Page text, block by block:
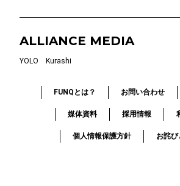
ALLIANCE MEDIA
YOLO Kurashi
FUNQとは？ お問い合わせ
媒体資料 採用情報
個人情報保護方針 お詫